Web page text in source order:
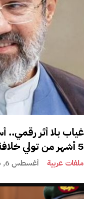
غياب بلا أثر رقمي..
5 أشهر من تولي خلافة إيران
ملفات عربية أغسطس 6, 2026